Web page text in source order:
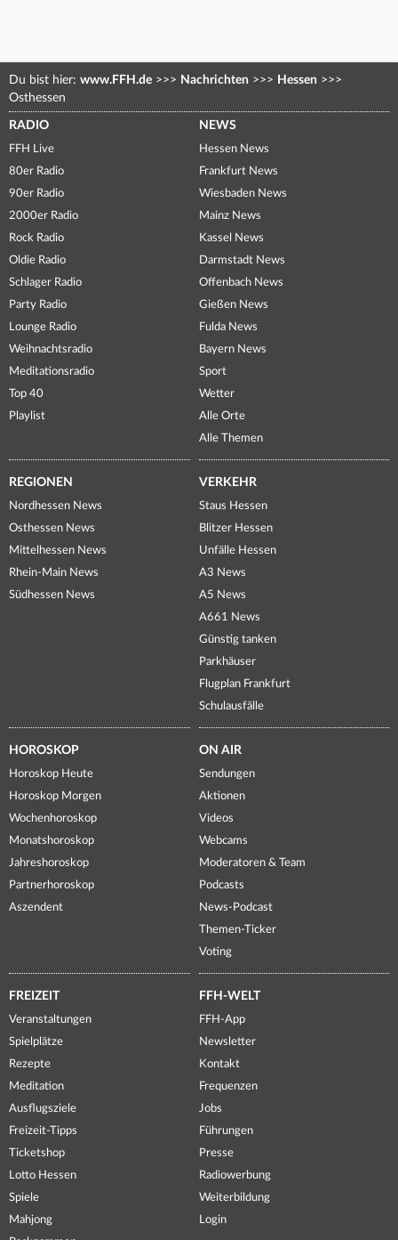
Du bist hier: www.FFH.de >>> Nachrichten >>> Hessen >>>
Osthessen
RADIO
FFH Live
80er Radio
90er Radio
2000er Radio
Rock Radio
Oldie Radio
Schlager Radio
Party Radio
Lounge Radio
Weihnachtsradio
Meditationsradio
Top 40
Playlist
NEWS
Hessen News
Frankfurt News
Wiesbaden News
Mainz News
Kassel News
Darmstadt News
Offenbach News
Gießen News
Fulda News
Bayern News
Sport
Wetter
Alle Orte
Alle Themen
REGIONEN
Nordhessen News
Osthessen News
Mittelhessen News
Rhein-Main News
Südhessen News
VERKEHR
Staus Hessen
Blitzer Hessen
Unfälle Hessen
A3 News
A5 News
A661 News
Günstig tanken
Parkhäuser
Flugplan Frankfurt
Schulausfälle
HOROSKOP
Horoskop Heute
Horoskop Morgen
Wochenhoroskop
Monatshoroskop
Jahreshoroskop
Partnerhoroskop
Aszendent
ON AIR
Sendungen
Aktionen
Videos
Webcams
Moderatoren & Team
Podcasts
News-Podcast
Themen-Ticker
Voting
FREIZEIT
Veranstaltungen
Spielplätze
Rezepte
Meditation
Ausflugsziele
Freizeit-Tipps
Ticketshop
Lotto Hessen
Spiele
Mahjong
FFH-WELT
FFH-App
Newsletter
Kontakt
Frequenzen
Jobs
Führungen
Presse
Radiowerbung
Weiterbildung
Login